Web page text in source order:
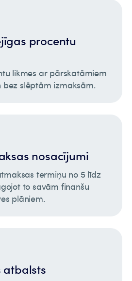
procentu
likmes ar pārskatāmiem
bez slēptām izmaksām.
nosacījumi
termiņu no 5 līdz
to savām finanšu
plāniem.
atbalsts